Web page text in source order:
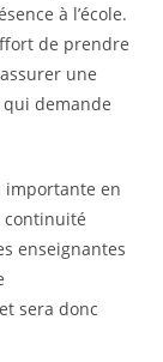
à l’école.
de prendre
une
demande
importante en
continuité
enseignantes
sera donc